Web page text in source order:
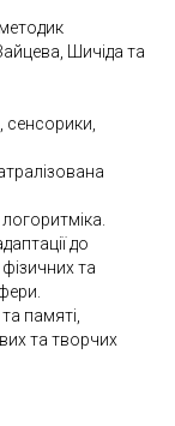
Шичіда та
сенсорики,
до
та
памяті,
та творчих